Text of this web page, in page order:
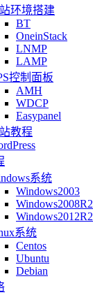
环境搭建
BT
OneinStack
LNMP
LAMP
控制面板
AMH
WDCP
Easypanel
教程
系统
Windows2003
Windows2008R2
Windows2012R2
系统
Centos
Ubuntu
Debian